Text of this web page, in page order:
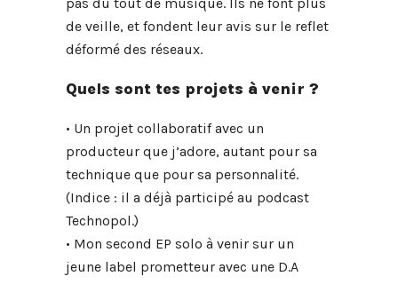
de veille, et fondent leur avis sur le reflet
déformé des réseaux.
Quels sont tes projets à venir ?
• Un projet collaboratif avec un
producteur que j’adore, autant pour sa
technique que pour sa personnalité.
(Indice : il a déjà participé au podcast
Technopol.)
• Mon second EP solo à venir sur un
jeune label prometteur avec une D.A